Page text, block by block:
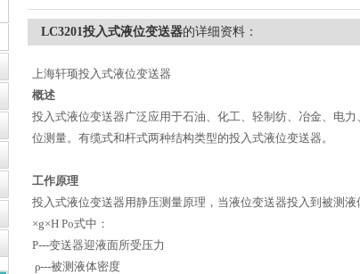
LC3201投入式液位变送器的详细资料：
上海轩顼投入式液位变送器
概述
投入式液位变送器广泛应用于石油、化工、轻制纺、冶金、电
位测量。有缆式和杆式两种结构类型的投入式液位变送器。
工作原理
投入式液位变送器用静压测量原理，当液位变送器投入到被测
×g×H Po式中：
P---变送器迎液面所受压力
ρ---被测液体密度